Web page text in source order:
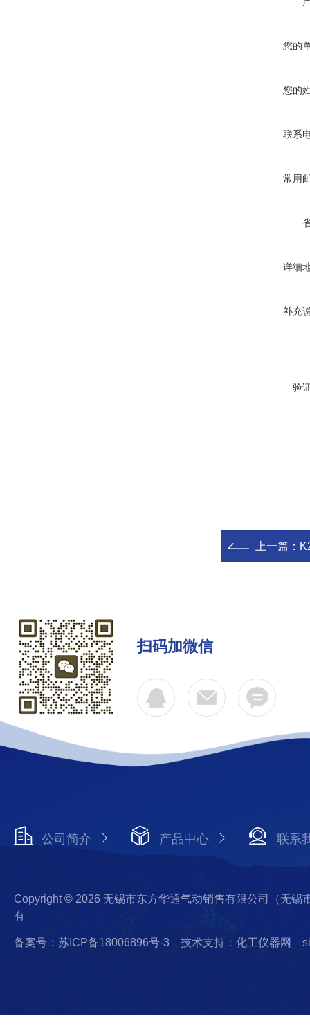
您的
您的
联系
常用
详细
补充
验
上一篇：
扫码加微信
公司简介 产品中心 联系
Copyright © 2026 无锡市东方华通气动销售有限公司（无锡
有
备案号：苏ICP备18006896号-3 技术支持：化工仪器网